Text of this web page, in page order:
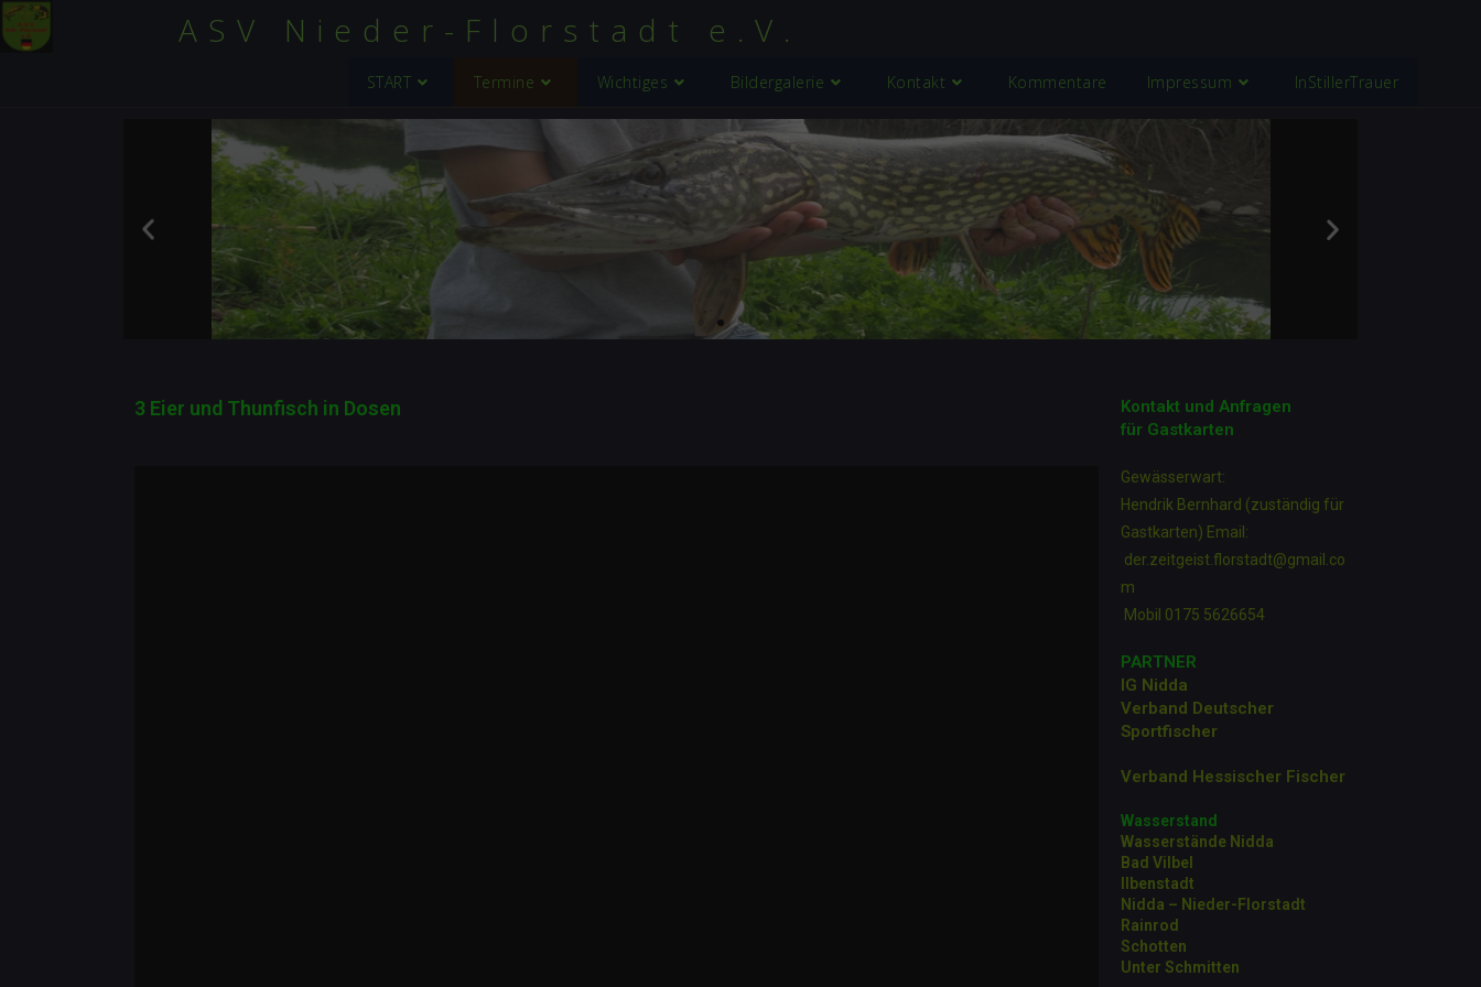
ASV Nieder-Florstadt e.V.
START Termine Wichtiges Bildergalerie Kontakt Kommentare Impressum InStillerTrauer
3 Eier und Thunfisch in Dosen
Kontakt und Anfragen
für Gastkarten
Gewässerwart:
Hendrik Bernhard (zuständig für
Gastkarten) Email:
der.zeitgeist.florstadt@gmail.co
m
Mobil 0175 5626654
PARTNER
IG Nidda
Verband Deutscher
Sportfischer
Verband Hessischer Fischer
Wasserstand
Wasserstände Nidda
Bad Vilbel
Ilbenstadt
Nidda – Nieder-Florstadt
Rainrod
Schotten
Unter Schmitten